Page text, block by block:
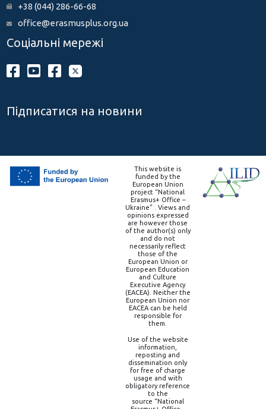
+38 (044) 286-66-68
office@erasmusplus.org.ua
Соціальні мережі
Підписатися на новини
This website is
funded by the
European Union
project “National
Erasmus+ Office –
Ukraine” . Views and
opinions expressed
are however those
of the author(s) only
and do not
necessarily reflect
those of the
European Union or
European Education
and Culture
Executive Agency
(EACEA). Neither the
European Union nor
EACEA can be held
responsible for
them.
Use of the website
information,
reposting and
dissemination only
for free of charge
usage and with
obligatory reference
to the
source “National